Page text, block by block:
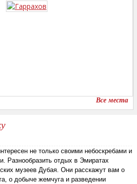
Все места
не только своими небоскребами и
Разнообразить отдых в Эмиратах
музеев Дубая. Они расскажут вам о
о добыче жемчуга и разведении